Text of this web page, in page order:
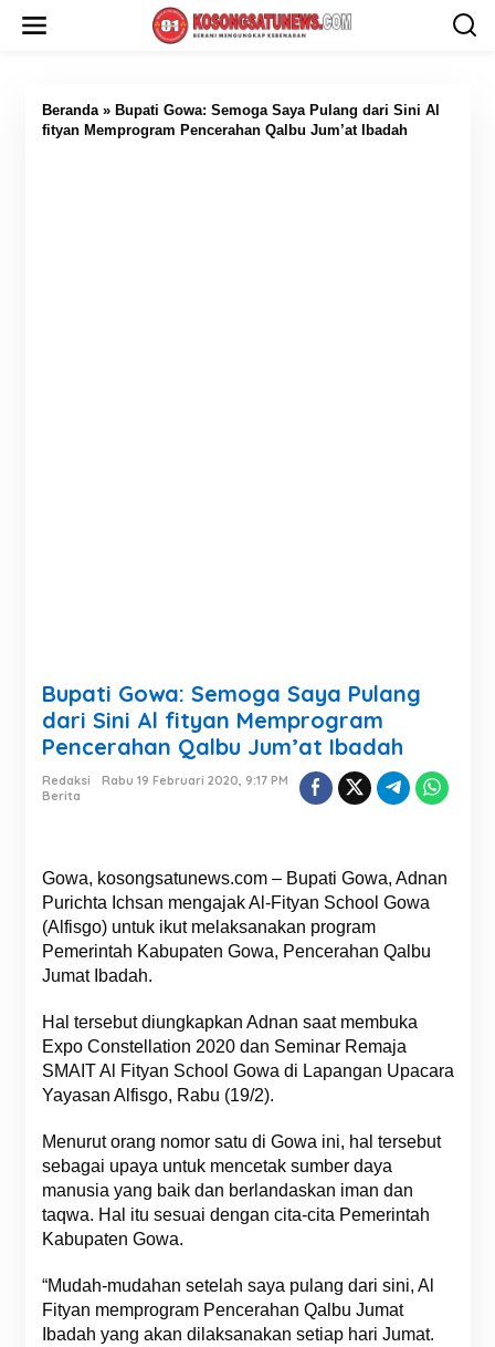
Beranda» Bupati Gowa: Semoga Saya Pulang dari Sini Al
fityan Memprogram Pencerahan Qalbu Jum’at Ibadah
Bupati Gowa: Semoga Saya Pulang
dari Sini Al fityan Memprogram
Pencerahan Qalbu Jum’at Ibadah
Redaksi
Rabu 19 Februari 2020, 9:17 PM
Berita
Gowa, kosongsatunews.com – Bupati Gowa, Adnan
Purichta Ichsan mengajak Al-Fityan School Gowa
(Alfisgo) untuk ikut melaksanakan program
Pemerintah Kabupaten Gowa, Pencerahan Qalbu
Jumat Ibadah.
Hal tersebut diungkapkan Adnan saat membuka
Expo Constellation 2020 dan Seminar Remaja
SMAIT Al Fityan School Gowa di Lapangan Upacara
Yayasan Alfisgo, Rabu (19/2).
Menurut orang nomor satu di Gowa ini, hal tersebut
sebagai upaya untuk mencetak sumber daya
manusia yang baik dan berlandaskan iman dan
taqwa. Hal itu sesuai dengan cita-cita Pemerintah
Kabupaten Gowa.
“Mudah-mudahan setelah saya pulang dari sini, Al
Fityan memprogram Pencerahan Qalbu Jumat
Ibadah yang akan dilaksanakan setiap hari Jumat.